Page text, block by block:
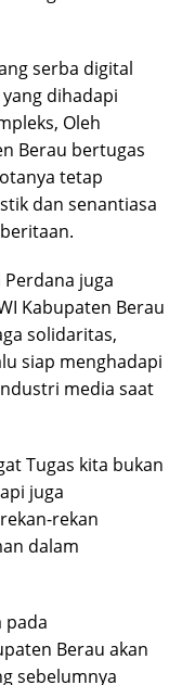
serba digital
dihadapi
Oleh
Berau bertugas
tetap
dan senantiasa
juga
Kabupaten Berau
solidaritas,
siap menghadapi
media saat
Tugas kita bukan
juga
rekan
dalam
pada
Berau akan
sebelumnya